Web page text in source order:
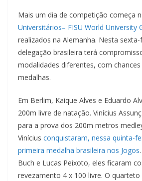
Mais um dia de competição começa
Universitários– FISU World University
realizados na Alemanha. Nesta
delegação brasileira terá
modalidades diferentes, com
medalhas.
Em Berlim, Kaique Alves e Eduardo
200m livre de natação. Vinícius
para a prova dos 200m metros
Vinícius conquistaram, nessa quinta-
primeira medalha brasileira nos Jogos
Buch e Lucas Peixoto, eles ficaram
revezamento 4 x 100 livre. O